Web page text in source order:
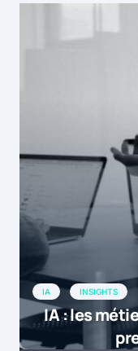
IA INSIGHTS
IA : les